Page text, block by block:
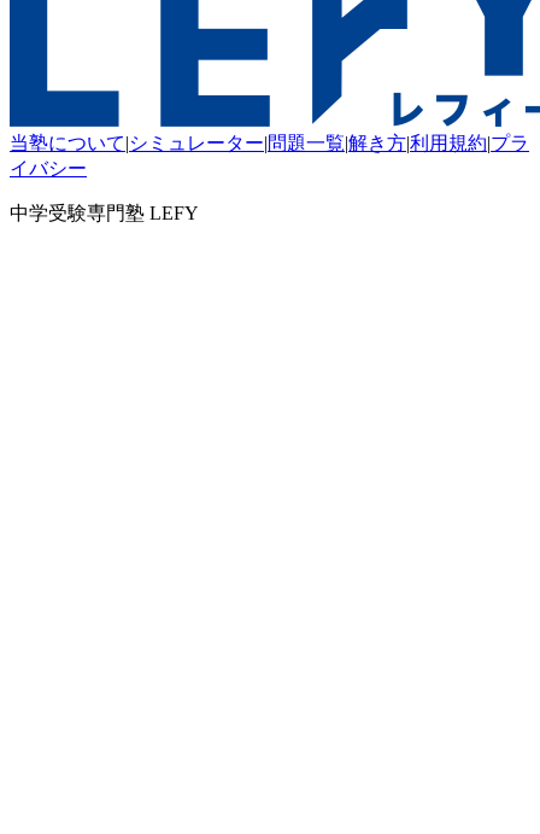
当塾について|シミュレーター|問題一覧|解き方|利用規約|プラ
イバシー
中学受験専門塾 LEFY